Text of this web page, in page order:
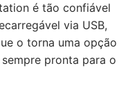
é tão confiável
via USB,
o torna uma opção
pronta para o